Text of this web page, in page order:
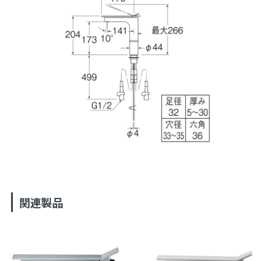
関連製品